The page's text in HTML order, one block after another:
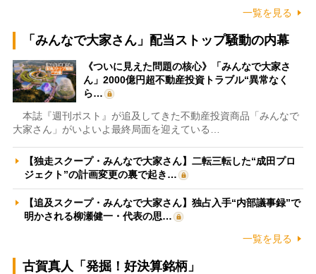
一覧を見る
「みんなで大家さん」配当ストップ騒動の内幕
《ついに見えた問題の核心》「みんなで大家さ
ん」2000億円超不動産投資トラブル“異常なく
ら…
本誌『週刊ポスト』が追及してきた不動産投資商品「みんなで
大家さん」がいよいよ最終局面を迎えている…
【独走スクープ・みんなで大家さん】二転三転した“成田プロ
ジェクト”の計画変更の裏で起き…
【追及スクープ・みんなで大家さん】独占入手“内部議事録”で
明かされる柳瀬健一・代表の思…
一覧を見る
古賀真人「発掘！好決算銘柄」